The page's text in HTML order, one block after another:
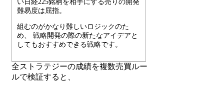
い日経225銘柄を相手にする売りの開発
難易度は屈指。
組むのがかなり難しいロジックのた
め、 戦略開発の際の新たなアイデアと
してもおすすめできる戦略です。
全ストラテジーの成績を複数売買ルー
ルで検証すると、